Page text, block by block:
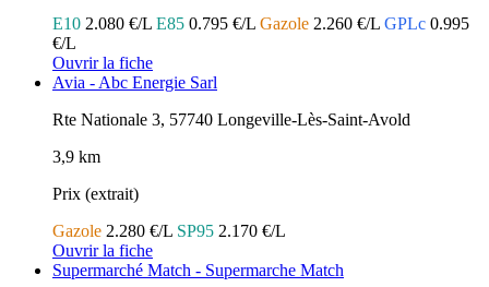
E10 2.080 €/L E85 0.795 €/L Gazole 2.260 €/L GPLc 0.995
€/L
Ouvrir la fiche
Avia - Abc Energie Sarl
Rte Nationale 3, 57740 Longeville-Lès-Saint-Avold
3,9 km
Prix (extrait)
Gazole 2.280 €/L SP95 2.170 €/L
Ouvrir la fiche
Supermarché Match - Supermarche Match